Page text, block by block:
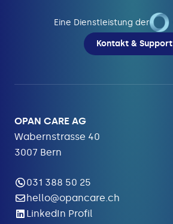
Eine Dienstleistung der
Kontakt & Support
OPAN CARE AG
Wabernstrasse 40
3007 Bern
031 388 50 25
hello@opancare.ch
LinkedIn Profil